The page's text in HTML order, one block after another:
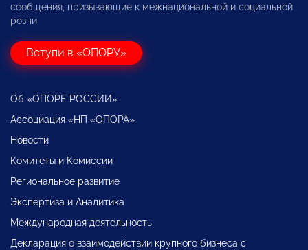
сообщения, призывающие к межнациональной и социальной
розни.
Вступи в «ОПОРУ»
Об «ОПОРЕ РОССИИ»
Ассоциация «НП «ОПОРА»
Новости
Комитеты и Комиссии
Региональное развитие
Экспертиза и Аналитика
Международная деятельность
Декларация о взаимодействии крупного бизнеса с